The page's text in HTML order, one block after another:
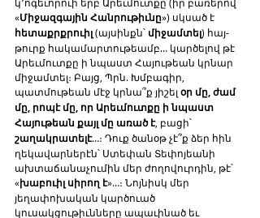
«Միջազգային Հանրութիւնը») սկսած է
հետաքրքրուիլ (այսինքն՝ միջամտել) հայ-
թուրք հակամարտութեամբ… կարծելով թէ
Արեւմուտքը ի նպաստ Հայութեան կրնար
միջամտել։ Բայց, Պրն. Խմբագիր,
պատմութեան մէջ կրնա՞ք յիշել օր մը, ժամ
մը, րոպէ մը, որ Արեւմուտքը ի նպաստ
Հայութեան քայլ մը առած է, բացի՝
շաղակրատելէ…։ Դուք ծանօթ չէ՞ք ձեր հին
ղեկավարներէն՝ Ստեփան Տեփոյեանի
ախտաճանաչումին մեր ժողովուրդին, թէ՝
«խաբուիլ սիրող է»…։ Նոյնիսկ մեր
յեղափոխական կարծուած
կուսակցութիւնները ապաւինած եւ